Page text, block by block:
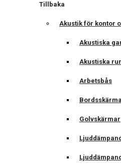
Tillbaka
Akustik för kontor
Akustiska
Akustiska
Arbetsbås
Golvskärmar